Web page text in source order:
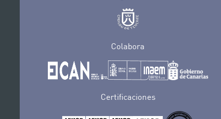
Colabora
Certificaciones